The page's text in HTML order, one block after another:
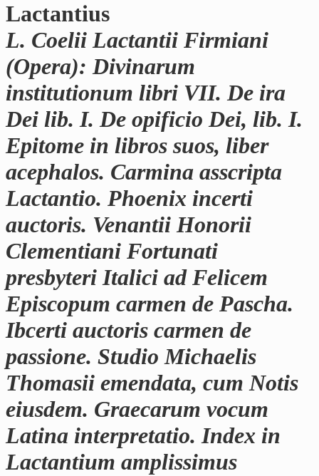
Lactantius
L. Coelii Lactantii Firmiani
(Opera): Divinarum
institutionum libri VII. De ira
Dei lib. I. De opificio Dei, lib. I.
Epitome in libros suos, liber
acephalos. Carmina asscripta
Lactantio. Phoenix incerti
auctoris. Venantii Honorii
Clementiani Fortunati
presbyteri Italici ad Felicem
Episcopum carmen de Pascha.
Ibcerti auctoris carmen de
passione. Studio Michaelis
Thomasii emendata, cum Notis
eiusdem. Graecarum vocum
Latina interpretatio. Index in
Lactantium amplissimus